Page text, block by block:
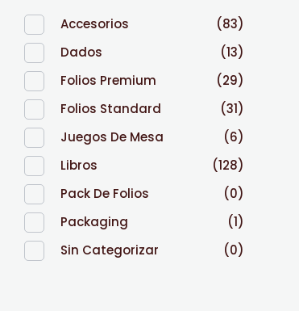
Accesorios
(83)
Dados
(13)
Folios Premium
(29)
Folios Standard
(31)
Juegos De Mesa
(6)
Libros
(128)
Pack De Folios
(0)
Packaging
(1)
Sin Categorizar
(0)